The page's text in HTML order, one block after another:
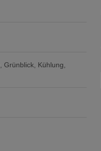
Grünblick Kühlung